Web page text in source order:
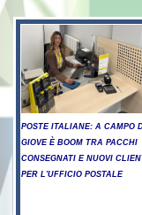
POSTE ITALIANE: A CAMPO
GIOVE È BOOM TRA PACCHI
CONSEGNATI E NUOVI
PER L'UFFICIO POSTALE